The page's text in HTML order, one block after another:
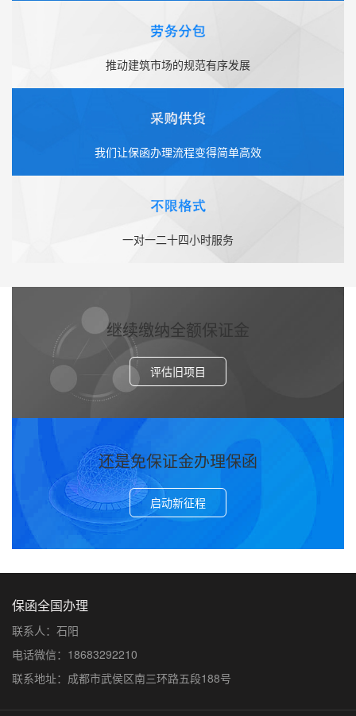
推动建筑市场的规范有序发展
我们让保函办理流程变得简单高效
一对一二十四小时服务
继续缴纳全额保证金
评估旧项目
还是免保证金办理保函
启动新征程
保函全国办理
联系人：石阳
电话微信：18683292210
联系地址：成都市武侯区南三环路五段188号